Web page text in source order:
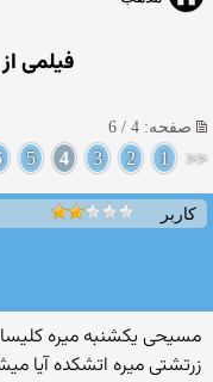
فیلمی
صفحه: 4 / 6
<<
1
2
3
4
5
کاربر
مسیحی یکشنبه میره
زرتشتی میره اتشکده آیا